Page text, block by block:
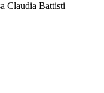
Claudia Battisti